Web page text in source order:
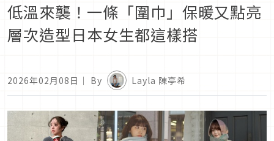
低溫來襲！一條「圍巾」保暖又點亮
層次造型日本女生都這樣搭
2026年02月08日 ｜ By Layla 陳亭希